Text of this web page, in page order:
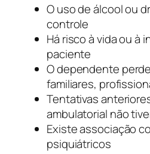
O uso de álcool ou
controle
Há risco à vida ou à
paciente
O dependente
familiares,
Tentativas
ambulatorial não
Existe associação
psiquiátricos